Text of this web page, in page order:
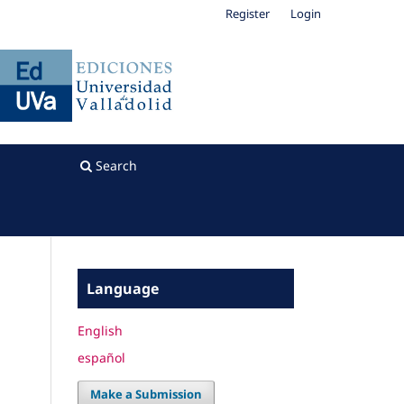
Search
Register Login
Language
English
español
Make a Submission